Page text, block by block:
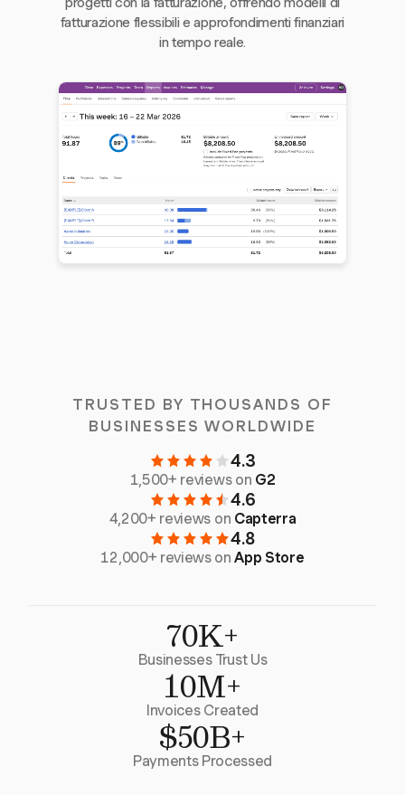
fatturazione flessibili e approfondimenti finanziari
in tempo reale.
TRUSTED BY THOUSANDS OF
BUSINESSES WORLDWIDE
4.3
1,500+ reviews on G2
4.6
4,200+ reviews on Capterra
4.8
12,000+ reviews onApp Store
70K+
Businesses Trust Us
10M+
Invoices Created
$50B+
Payments Processed